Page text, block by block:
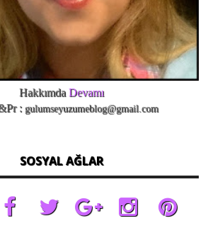
HakkımdaDevamı
: gulumseyuzumeblog@gmail.com
SOSYAL AĞLAR